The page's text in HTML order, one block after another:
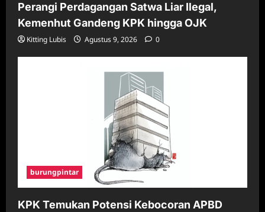
Perangi Perdagangan Satwa Liar Ilegal,
Kemenhut Gandeng KPK hingga OJK
Kitting Lubis Agustus 9, 2026 0
burungpintar
KPK Temukan Potensi Kebocoran APBD